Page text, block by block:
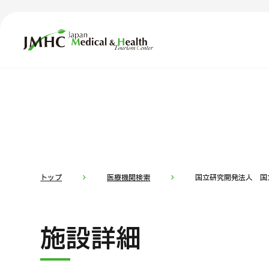
ジャパン・メディカル＆ヘルスツーリズムセンター（
受診の流れ
トップ 医療機関検索 国立研究開発法人 国
施設詳細